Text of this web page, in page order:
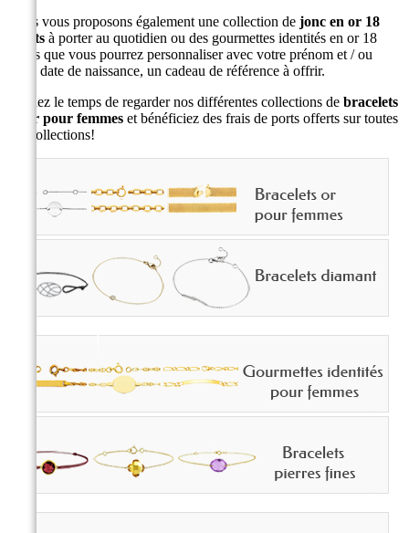
Nous vous proposons également une collection de jonc en or 18
carats à porter au quotidien ou des gourmettes identités en or 18
carats que vous pourrez personnaliser avec votre prénom et / ou
votre date de naissance, un cadeau de référence à offrir.
Prenez le temps de regarder nos différentes collections de bracelets
en or pour femmes et bénéficiez des frais de ports offerts sur toutes
ces collections!